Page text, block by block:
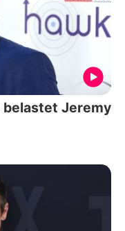
Jeremy